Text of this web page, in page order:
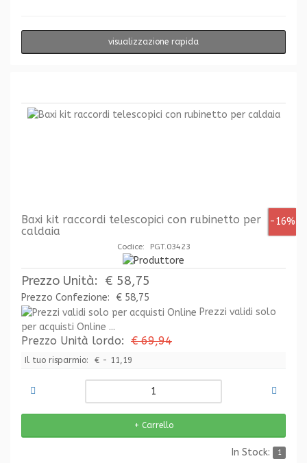
visualizzazione rapida
-16%
Baxi kit raccordi telescopici con rubinetto per
caldaia
Codice: PGT.03423
Prezzo Unità: € 58,75
Prezzo Confezione:
€ 58,75
Prezzi validi solo
per acquisti Online ...
Prezzo Unità lordo: € 69,94
Il tuo risparmio: € - 11,19
In Stock: 1